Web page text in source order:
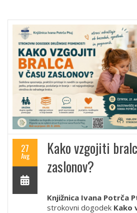
27
Avg
Kako vzgojiti
zaslonov?
Knjižnica Ivana Potrča
strokovni dogodek Kako